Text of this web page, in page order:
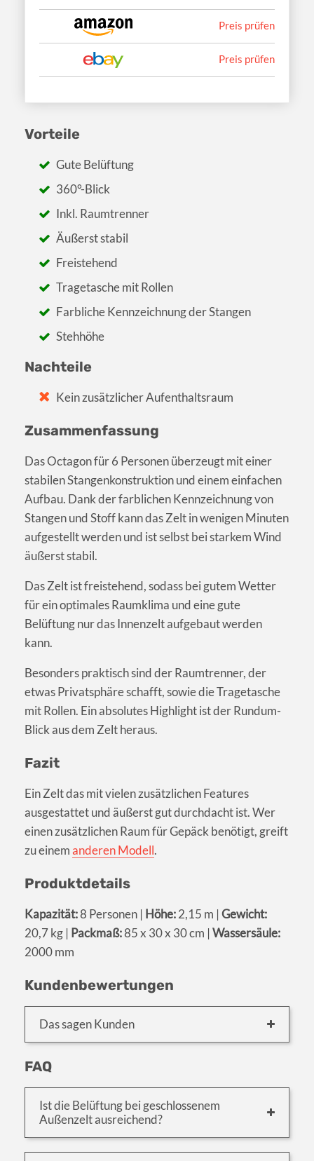
Preis prüfen
Preis prüfen
Vorteile
Gute Belüftung
360°-Blick
Inkl. Raumtrenner
Äußerst stabil
Freistehend
Tragetasche mit Rollen
Farbliche Kennzeichnung der Stangen
Stehhöhe
Nachteile
Kein zusätzlicher Aufenthaltsraum
Zusammenfassung
Das Octagon für 6 Personen überzeugt mit einer
stabilen Stangenkonstruktion und einem einfachen
Aufbau. Dank der farblichen Kennzeichnung von
Stangen und Stoff kann das Zelt in wenigen Minuten
aufgestellt werden und ist selbst bei starkem Wind
äußerst stabil.
Das Zelt ist freistehend, sodass bei gutem Wetter
für ein optimales Raumklima und eine gute
Belüftung nur das Innenzelt aufgebaut werden
kann.
Besonders praktisch sind der Raumtrenner, der
etwas Privatsphäre schafft, sowie die Tragetasche
mit Rollen. Ein absolutes Highlight ist der Rundum-
Blick aus dem Zelt heraus.
Fazit
Ein Zelt das mit vielen zusätzlichen Features
ausgestattet und äußerst gut durchdacht ist. Wer
einen zusätzlichen Raum für Gepäck benötigt, greift
zu einemanderen Modell.
Produktdetails
Kapazität:8 Personen | Höhe:2,15 m | Gewicht:
20,7 kg | Packmaß:85 x 30 x 30 cm | Wassersäule:
2000 mm
Kundenbewertungen
Das sagen Kunden
FAQ
Ist die Belüftung bei geschlossenem
Außenzelt ausreichend?